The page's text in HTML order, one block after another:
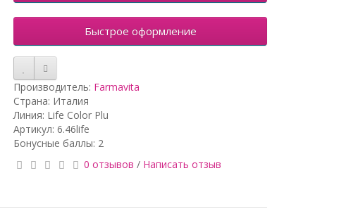
Быстрое оформление
Производитель: Farmavita
Страна: Италия
Линия: Life Color Plu
Артикул: 6.46life
Бонусные баллы: 2
0 отзывов / Написать отзыв